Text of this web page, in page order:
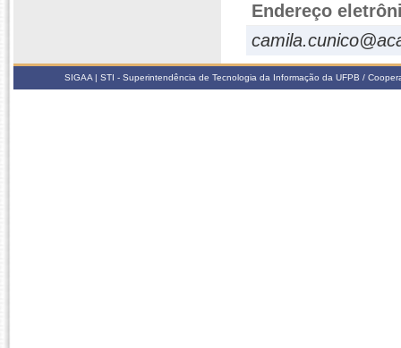
Endereço
SIGAA | STI - Superintendência de Tecnologia da Informação da UFPB /